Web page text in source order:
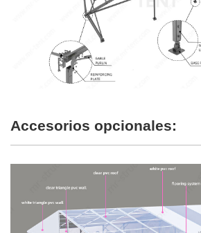
Accesorios opcionales: